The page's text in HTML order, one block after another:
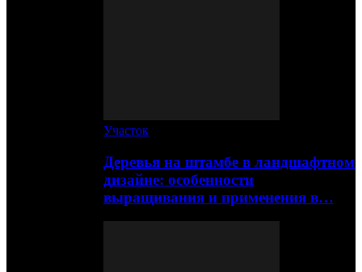
Участок
Деревья на штамбе в ландшафтном
дизайне: особенности
выращивания и применения в…